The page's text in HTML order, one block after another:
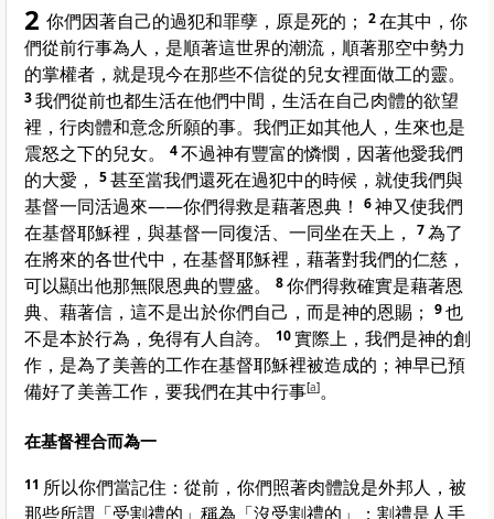
2 你們因著自己的過犯和罪孽，原是死的； 2在其中，你
們從前行事為人，是順著這世界的潮流，順著那空中勢力
的掌權者，就是現今在那些不信從的兒女裡面做工的靈。
3我們從前也都生活在他們中間，生活在自己肉體的欲望
裡，行肉體和意念所願的事。我們正如其他人，生來也是
震怒之下的兒女。
4不過神有豐富的憐憫，因著他愛我們
的大愛，
5甚至當我們還死在過犯中的時候，就使我們與
基督一同活過來——你們得救是藉著恩典！
6神又使我們
在基督耶穌裡，與基督一同復活、一同坐在天上，
7為了
在將來的各世代中，在基督耶穌裡，藉著對我們的仁慈，
可以顯出他那無限恩典的豐盛。
8你們得救確實是藉著恩
典、藉著信，這不是出於你們自己，而是神的恩賜；
9也
不是本於行為，免得有人自誇。
10實際上，我們是神的創
作，是為了美善的工作在基督耶穌裡被造成的；神早已預
備好了美善工作，要我們在其中行事[a]。
在基督裡合而為一
11 所以你們當記住：從前，你們照著肉體說是外邦人，被
那些所謂「受割禮的」稱為「沒受割禮的」；割禮是人手